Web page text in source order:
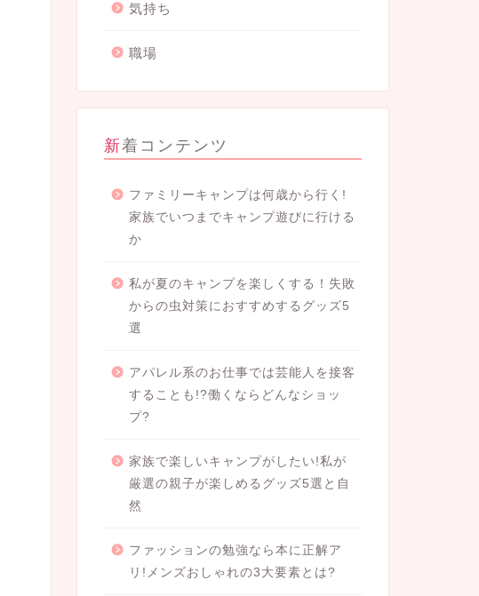
気持ち
職場
新着コンテンツ
ファミリーキャンプは何歳から行く!
家族でいつまでキャンプ遊びに行ける
か
私が夏のキャンプを楽しくする！失敗
からの虫対策におすすめするグッズ5
選
アパレル系のお仕事では芸能人を接客
することも!?働くならどんなショッ
プ?
家族で楽しいキャンプがしたい!私が
厳選の親子が楽しめるグッズ5選と自
然
ファッションの勉強なら本に正解ア
リ!メンズおしゃれの3大要素とは?